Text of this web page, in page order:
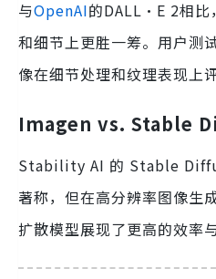
与OpenAI的DALL·E 2相
和细节上更胜一筹。用户测
像在细节处理和纹理表现上
Imagen vs. Stable
Stability AI 的 Stable
著称，但在高分辨率图像生
扩散模型展现了更高的效率